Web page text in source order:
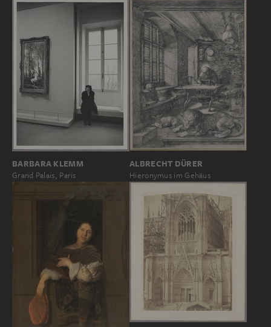
BARBARA KLEMM
Grand Palais, Paris
ALBRECHT DÜRER
Hieronymus im Gehäus